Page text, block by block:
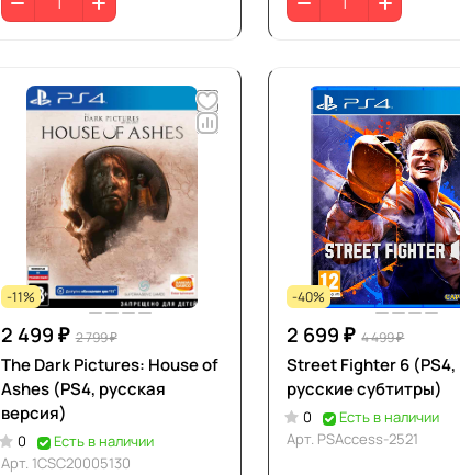
-11%
2 499 ₽ 2 799 ₽
The Dark Pictures: House of
Ashes (PS4, русская
версия)
0
Есть в наличии
Арт. 1CSC20005130
-40%
2 699 ₽ 4 499 ₽
Street Fighter 6 (PS4,
русские субтитры)
0
Есть в наличии
Арт. PSAccess-2521